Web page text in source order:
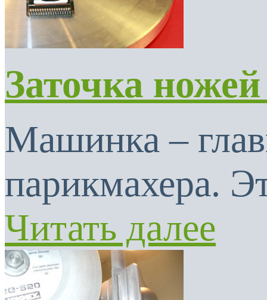
Заточка
Машинка –
парикмахера.
Читать далее